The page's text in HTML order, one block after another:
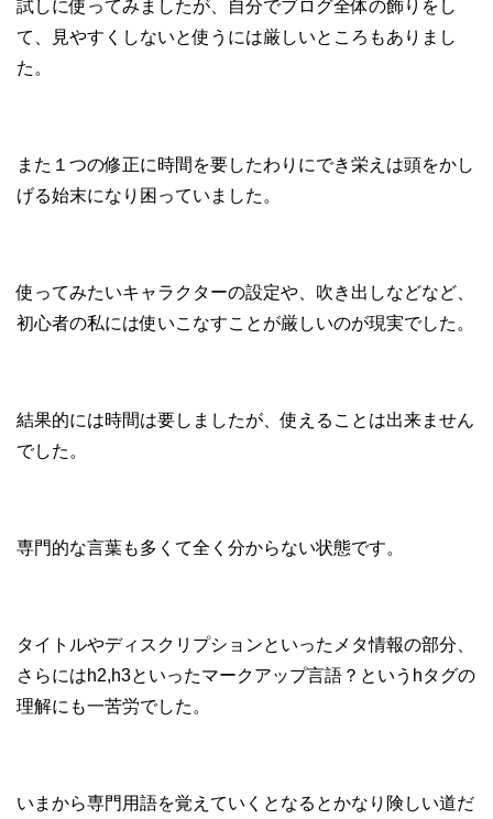
試しに使ってみましたが、自分でブログ全体の飾りをし
て、見やすくしないと使うには厳しいところもありまし
た。
また１つの修正に時間を要したわりにでき栄えは頭をかし
げる始末になり困っていました。
使ってみたいキャラクターの設定や、吹き出しなどなど、
初心者の私には使いこなすことが厳しいのが現実でした。
結果的には時間は要しましたが、使えることは出来ません
でした。
専門的な言葉も多くて全く分からない状態です。
タイトルやディスクリプションといったメタ情報の部分、
さらにはh2,h3といったマークアップ言語？というhタグの
理解にも一苦労でした。
いまから専門用語を覚えていくとなるとかなり険しい道だ